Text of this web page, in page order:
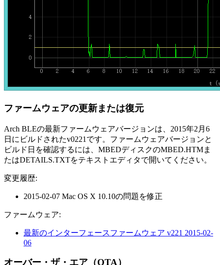
ファームウェアの更新または復元
Arch BLEの最新ファームウェアバージョンは、2015年2月6
日にビルドされたv0221です。ファームウェアバージョンと
ビルド日を確認するには、MBEDディスクのMBED.HTMま
たはDETAILS.TXTをテキストエディタで開いてください。
変更履歴:
2015-02-07 Mac OS X 10.10の問題を修正
ファームウェア:
最新のインターフェースファームウェア v221 2015-02-
06
オーバー・ザ・エア（OTA）